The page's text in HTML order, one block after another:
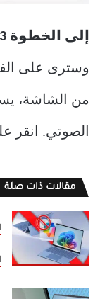
إلى الخطوة 3
وسترى على
من الشاشة،
الصوتي. انقر
مقالات ذات صلة